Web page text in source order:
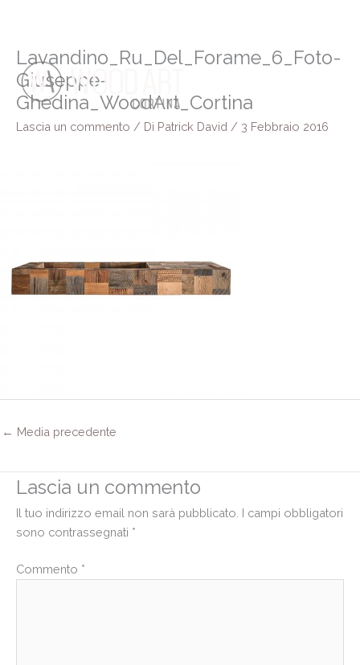
Lavandino_Ru_Del_Forame_6_Foto-
Giuseppe-
Ghedina_WoodArt_Cortina
Lascia un commento / Di Patrick David / 3 Febbraio 2016
← Media precedente
Lascia un commento
Il tuo indirizzo email non sarà pubblicato. I campi obbligatori
sono contrassegnati *
Commento *